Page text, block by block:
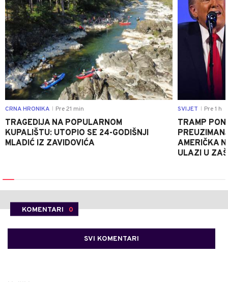
CRNA HRONIKA Pre 21 min
TRAGEDIJA NA POPULARNOM
KUPALIŠTU: UTOPIO SE 24-GODIŠNJI
MLADIĆ IZ ZAVIDOVIĆA
SVIJET Pre 1 h
TRAMP
AMERIČKA
ULAZI U
KOMENTARI 0
SVI KOMENTARI